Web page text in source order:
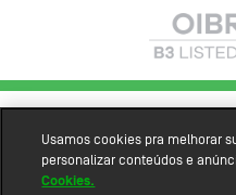
Usamos cookies pra melhorar
personalizar conteúdos e
Cookies.